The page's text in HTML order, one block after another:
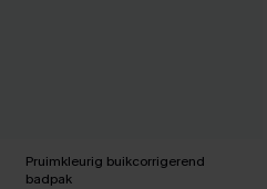
Pruimkleurig buikcorrigerend
badpak